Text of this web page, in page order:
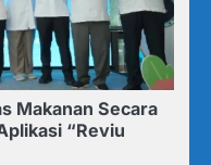
Makanan Secara
“Reviu